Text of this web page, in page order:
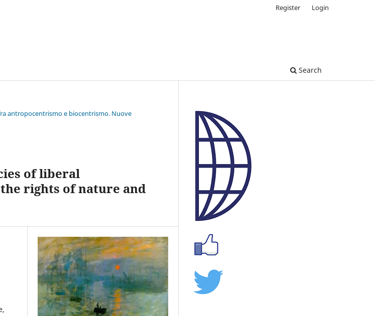
Search
Register Login
antropocentrismo e biocentrismo. Nuove
of liberal
rights of nature and